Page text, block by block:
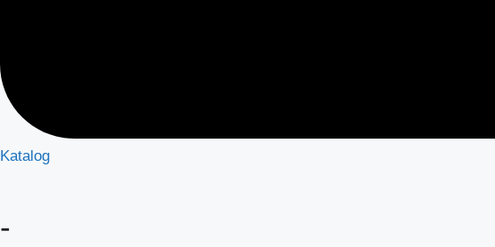
Katalog
-